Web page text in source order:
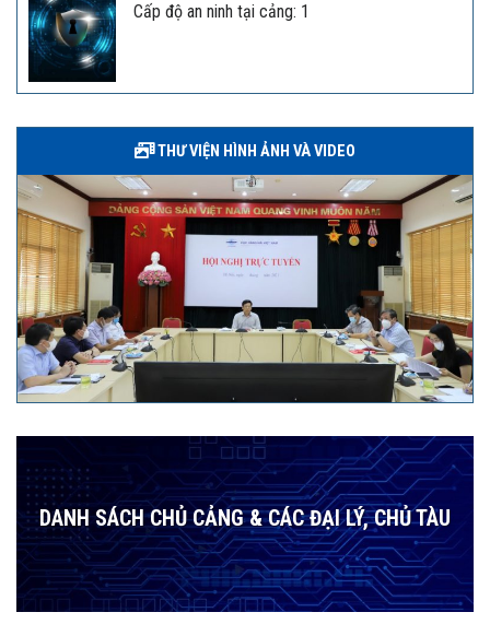
Cấp độ an ninh tại cảng: 1
THƯ VIỆN HÌNH ẢNH VÀ VIDEO
DANH SÁCH CHỦ CẢNG & CÁC ĐẠI LÝ, CHỦ TÀU